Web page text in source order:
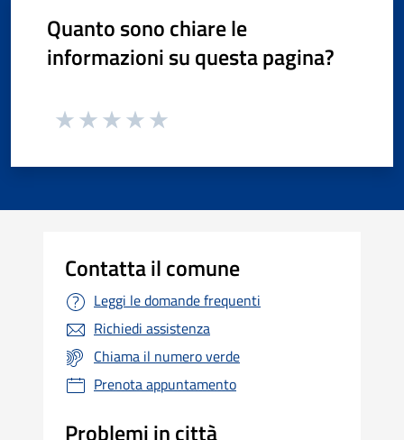
Quanto sono chiare le
informazioni su questa pagina?
Contatta il comune
Leggi le domande frequenti
Richiedi assistenza
Chiama il numero verde
Prenota appuntamento
Problemi in città